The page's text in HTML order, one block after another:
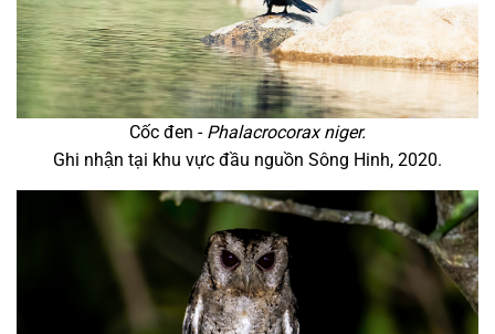
Cốc đen - Phalacrocorax niger.
Ghi nhận tại khu vực đầu nguồn Sông Hinh, 2020.